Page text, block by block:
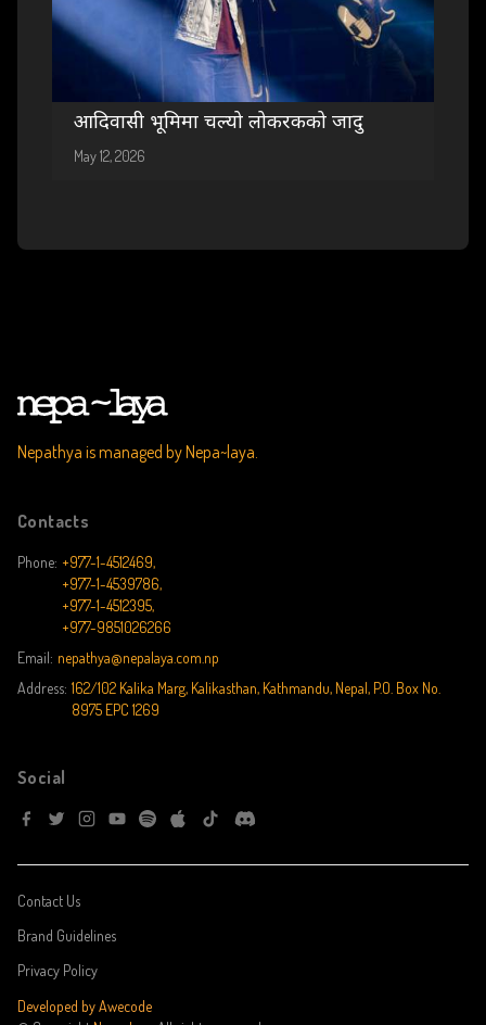
आदिवासी भूमिमा चल्यो लोकरकको जादु
May 12, 2026
Nepathya is managed by Nepa~laya.
Contacts
Phone: +977-1-4512469,
+977-1-4539786,
+977-1-4512395,
+977-9851026266
Email: nepathya@nepalaya.com.np
Address: 162/102 Kalika Marg, Kalikasthan, Kathmandu, Nepal, P.O. Box No.
8975 EPC 1269
Social
Developed by Awecode
Contact Us
Brand Guidelines
Privacy Policy